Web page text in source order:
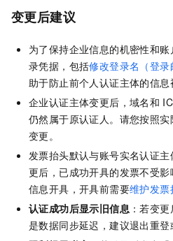
变更后建议
为了保持企业信息的机密性和
录凭据，包括修改登录名（登录
助于防止前个人认证主体的信息
企业认证主体变更后，域名和
仍然属于原认证人。请您按照
变更。
发票抬头默认与账号实名认证
更后，已成功开具的发票不受
信息开具，开具前需要维护发票
认证成功后显示旧信息 ：若变
是数据同步延迟，建议退出重登